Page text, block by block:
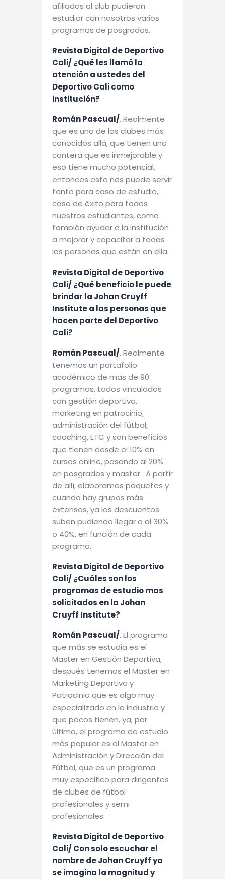
afiliados al club pudieron
estudiar con nosotros varios
programas de posgrados.
Revista Digital de Deportivo
Cali/ ¿Qué les llamó la
atención a ustedes del
Deportivo Cali como
institución?
Román Pascual/. Realmente
que es uno de los clubes más
conocidos allá, que tienen una
cantera que es inmejorable y
eso tiene mucho potencial,
entonces esto nos puede servir
tanto para caso de estudio,
caso de éxito para todos
nuestros estudiantes, como
también ayudar a la institución
a mejorar y capacitar a todas
las personas que están en ella.
Revista Digital de Deportivo
Cali/ ¿Qué beneficio le puede
brindar la Johan Cruyff
Institute a las personas que
hacen parte del Deportivo
Cali?
Román Pascual/. Realmente
tenemos un portafolio
académico de mas de 90
programas, todos vinculados
con gestión deportiva,
marketing en patrocinio,
administración del fútbol,
coaching, ETC y son beneficios
que tienen desde el 10% en
cursos online, pasando al 20%
en posgrados y master. A partir
de allí, elaboramos paquetes y
cuando hay grupos más
extensos, ya los descuentos
suben pudiendo llegar a al 30%
o 40%, en función de cada
programa.
Revista Digital de Deportivo
Cali/ ¿Cuáles son los
programas de estudio mas
solicitados en la Johan
Cruyff Institute?
Román Pascual/. El programa
que más se estudia es el
Master en Gestión Deportiva,
después tenemos el Master en
Marketing Deportivo y
Patrocinio que es algo muy
especializado en la industria y
que pocos tienen, ya, por
último, el programa de estudio
más popular es el Master en
Administración y Dirección del
Fútbol, que es un programa
muy especifico para dirigentes
de clubes de fútbol
profesionales y semi
profesionales.
Revista Digital de Deportivo
Cali/ Con solo escuchar el
nombre de Johan Cruyff ya
se imagina la magnitud y